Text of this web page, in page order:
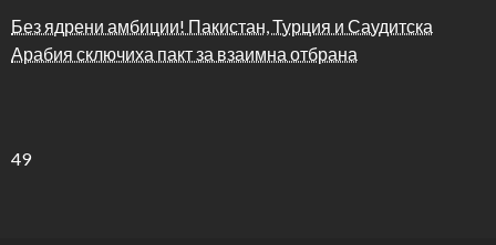
Без ядрени амбиции! Пакистан, Турция и Саудитска
Арабия сключиха пакт за взаимна отбрана
49